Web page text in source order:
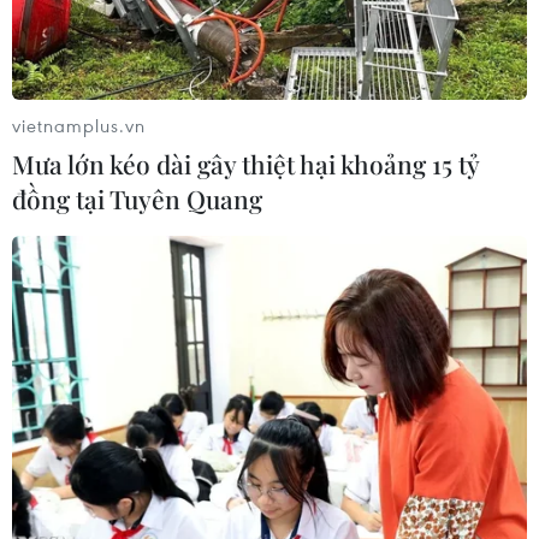
nước.
Đoàn dâng hương tại Đài hữu nghị Campuchia-Việt Nam ở tỉnh
Preah Sihanouk. (Ảnh: CTV/Vietnam+)
Ngày 20/12, Đoàn Tổng Lãnh sự quán Việt Nam
và Tỉnh hội Khmer-Việt Nam tại tỉnh Preah
vietnamplus.vn
Mưa lớn kéo dài gây thiệt hại khoảng 15 tỷ
đồng tại Tuyên Quang